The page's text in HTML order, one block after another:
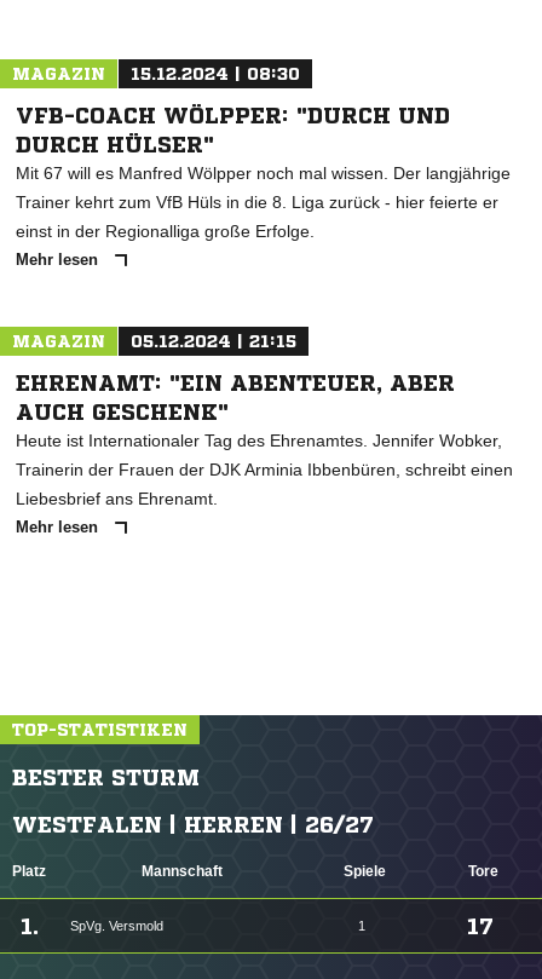
MAGAZIN 15.12.2024 | 08:30
VFB-COACH WÖLPPER: "DURCH UND
DURCH HÜLSER"
Mit 67 will es Manfred Wölpper noch mal wissen. Der langjährige
Trainer kehrt zum VfB Hüls in die 8. Liga zurück - hier feierte er
einst in der Regionalliga große Erfolge.
Mehr lesen
MAGAZIN 05.12.2024 | 21:15
EHRENAMT: "EIN ABENTEUER, ABER
AUCH GESCHENK"
Heute ist Internationaler Tag des Ehrenamtes. Jennifer Wobker,
Trainerin der Frauen der DJK Arminia Ibbenbüren, schreibt einen
Liebesbrief ans Ehrenamt.
Mehr lesen
TOP-STATISTIKEN
BESTER STURM
WESTFALEN | HERREN | 26/27
Platz Mannschaft Spiele Tore
1. SpVg. Versmold 1 17